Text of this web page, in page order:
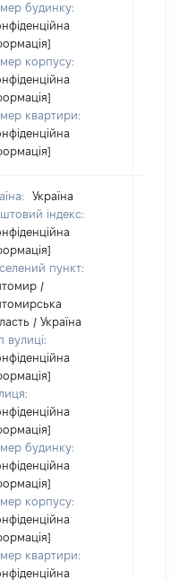
будинку:
корпусу:
квартири:
Україна
індекс:
пункт:
/
/ Україна
вулиці:
будинку:
корпусу:
квартири: